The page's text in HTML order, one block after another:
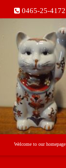
0465-25-4172
Welcome to our homepage